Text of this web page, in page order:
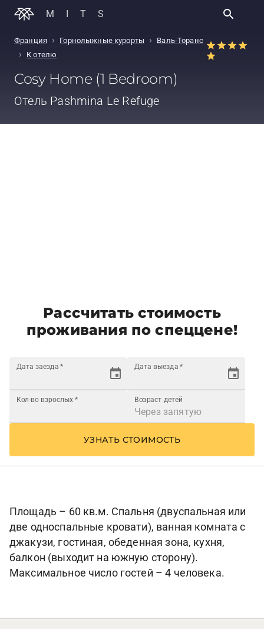
MITS
Франция › Горнолыжные курорты › Валь-Торанс
› К отелю
Cosy Home (1 Bedroom)
Отель Pashmina Le Refuge
Рассчитать стоимость
проживания по спеццене!
Дата заезда * Дата выезда *
Кол-во взрослых * Возраст детей
УЗНАТЬ СТОИМОСТЬ
Площадь – 60 кв.м. Спальня (двуспальная или
две односпальные кровати), ванная комната с
джакузи, гостиная, обеденная зона, кухня,
балкон (выходит на южную сторону).
Максимальное число гостей – 4 человека.